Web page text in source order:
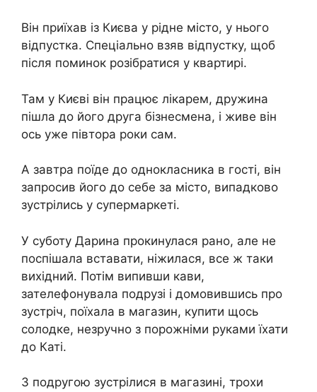
Він приїхав із Києва у рідне місто, у нього
відпустка. Спеціально взяв відпустку, щоб
після поминок розібратися у квартирі.
Там у Києві він працює лікарем, дружина
пішла до його друга бізнесмена, і живе він
ось уже півтора роки сам.
А завтра поїде до однокласника в гості, він
запросив його до себе за місто, випадково
зустрілись у супермаркеті.
У суботу Дарина прокинулася рано, але не
поспішала вставати, ніжилася, все ж таки
вихідний. Потім випивши кави,
зателефонувала подрузі і домовившись про
зустріч, поїхала в магазин, купити щось
солодке, незручно з порожніми руками їхати
до Каті.
З подругою зустрілися в магазині, трохи